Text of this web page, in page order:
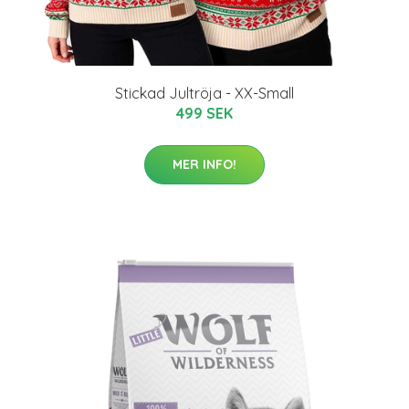
Stickad Jultröja - XX-Small
499 SEK
MER INFO!